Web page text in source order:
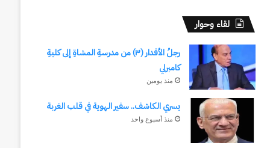
لقاء وحوار
رجلُ الأقدار (٣) من مدرسةِ المشاةِ إلى كليةِ
كامبرلي
منذ يومين
يسري الكاشف.. سفير الهوية في قلب الغربة
منذ أسبوع واحد